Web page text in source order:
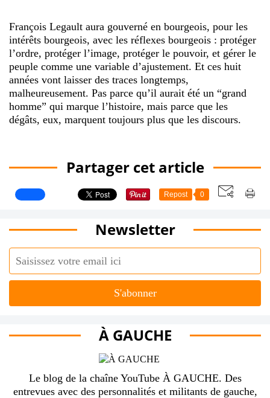
François Legault aura gouverné en bourgeois, pour les
intérêts bourgeois, avec les réflexes bourgeois : protéger
l’ordre, protéger l’image, protéger le pouvoir, et gérer le
peuple comme une variable d’ajustement. Et ces huit
années vont laisser des traces longtemps,
malheureusement. Pas parce qu’il aurait été un “grand
homme” qui marque l’histoire, mais parce que les
dégâts, eux, marquent toujours plus que les discours.
Partager cet article
Repost 0
Newsletter
À GAUCHE
Le blog de la chaîne YouTube À GAUCHE. Des
entrevues avec des personnalités et militants de gauche,